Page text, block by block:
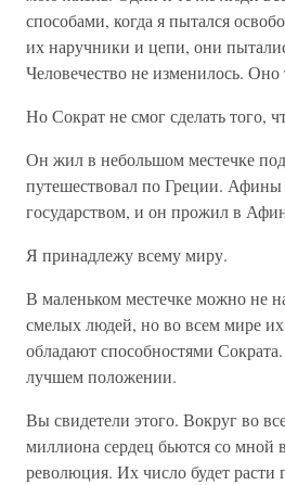
способами, когда я пытался
их наручники и цепи, они
Человечество не изменилось. Оно
Но Сократ не смог сделать того,
Он жил в небольшом местечке
путешествовал по Греции.
государством, и он прожил в
Я принадлежу всему миру.
В маленьком местечке можно не
смелых людей, но во всем мире
обладают способностями
лучшем положении.
Вы свидетели этого. Вокруг во
миллиона сердец бьются со мной
революция. Их число будет расти